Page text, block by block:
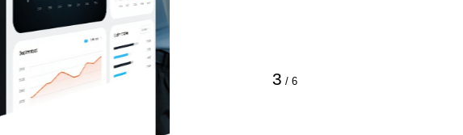
3 / 6